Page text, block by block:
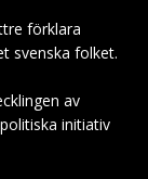
förklara
svenska folket.
av
initiativ